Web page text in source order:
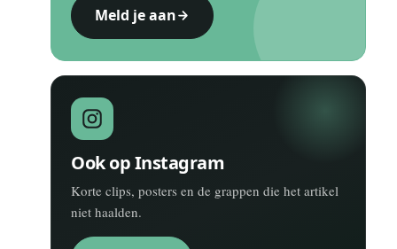
Meld je aan
Ook op Instagram
Korte clips, posters en de grappen die het artikel
niet haalden.